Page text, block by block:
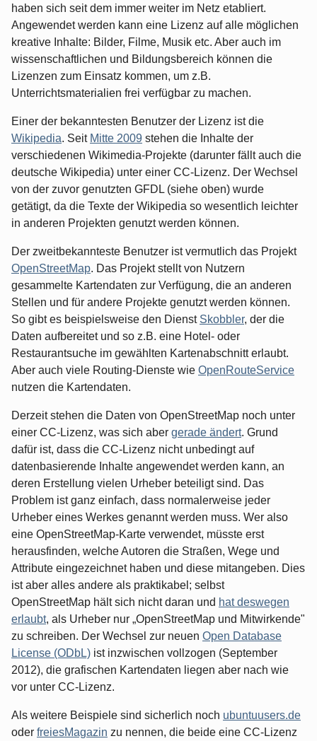
haben sich seit dem immer weiter im Netz etabliert.
Angewendet werden kann eine Lizenz auf alle möglichen
kreative Inhalte: Bilder, Filme, Musik etc. Aber auch im
wissenschaftlichen und Bildungsbereich können die
Lizenzen zum Einsatz kommen, um z.B.
Unterrichtsmaterialien frei verfügbar zu machen.
Einer der bekanntesten Benutzer der Lizenz ist die
Wikipedia. Seit Mitte 2009 stehen die Inhalte der
verschiedenen Wikimedia-Projekte (darunter fällt auch die
deutsche Wikipedia) unter einer CC-Lizenz. Der Wechsel
von der zuvor genutzten GFDL (siehe oben) wurde
getätigt, da die Texte der Wikipedia so wesentlich leichter
in anderen Projekten genutzt werden können.
Der zweitbekannteste Benutzer ist vermutlich das Projekt
OpenStreetMap. Das Projekt stellt von Nutzern
gesammelte Kartendaten zur Verfügung, die an anderen
Stellen und für andere Projekte genutzt werden können.
So gibt es beispielsweise den Dienst Skobbler, der die
Daten aufbereitet und so z.B. eine Hotel- oder
Restaurantsuche im gewählten Kartenabschnitt erlaubt.
Aber auch viele Routing-Dienste wie OpenRouteService
nutzen die Kartendaten.
Derzeit stehen die Daten von OpenStreetMap noch unter
einer CC-Lizenz, was sich aber gerade ändert. Grund
dafür ist, dass die CC-Lizenz nicht unbedingt auf
datenbasierende Inhalte angewendet werden kann, an
deren Erstellung vielen Urheber beteiligt sind. Das
Problem ist ganz einfach, dass normalerweise jeder
Urheber eines Werkes genannt werden muss. Wer also
eine OpenStreetMap-Karte verwendet, müsste erst
herausfinden, welche Autoren die Straßen, Wege und
Attribute eingezeichnet haben und diese mitangeben. Dies
ist aber alles andere als praktikabel; selbst
OpenStreetMap hält sich nicht daran und hat deswegen
erlaubt, als Urheber nur „OpenStreetMap und Mitwirkende"
zu schreiben. Der Wechsel zur neuen Open Database
License (ODbL) ist inzwischen vollzogen (September
2012), die grafischen Kartendaten liegen aber nach wie
vor unter CC-Lizenz.
Als weitere Beispiele sind sicherlich noch ubuntuusers.de
oder freiesMagazin zu nennen, die beide eine CC-Lizenz